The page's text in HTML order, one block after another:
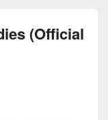
(Official